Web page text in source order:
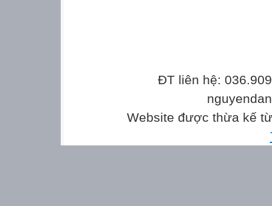
ĐT liên hệ:
Website được thừa kế